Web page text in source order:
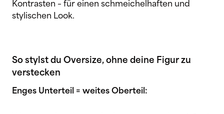
Kontrasten – für einen schmeichelhaften und
stylischen Look.
So stylst du Oversize, ohne deine Figur zu
verstecken
Enges Unterteil = weites Oberteil: